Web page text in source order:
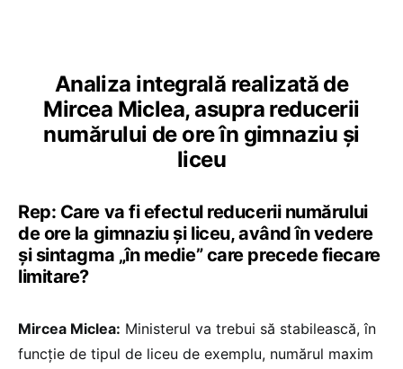
Analiza integrală realizată de
Mircea Miclea, asupra reducerii
numărului de ore în gimnaziu și
liceu
Rep: Care va fi efectul reducerii numărului
de ore la gimnaziu și liceu, având în vedere
și sintagma „în medie” care precede fiecare
limitare?
Mircea Miclea: Ministerul va trebui să stabilească, în
funcție de tipul de liceu de exemplu, numărul maxim